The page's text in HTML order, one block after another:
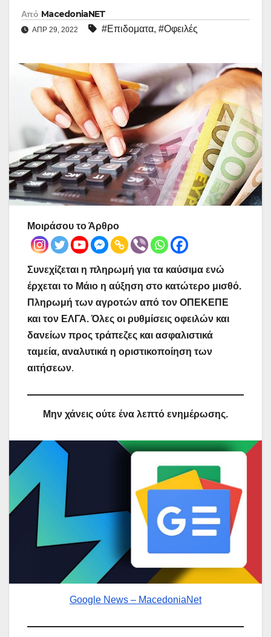
Από MacedoniaNET
ΑΠΡ 29, 2022 #Επιδοματα, #Οφειλές
Μοιράσου το Άρθρο
Συνεχίζεται η πληρωμή για τα καύσιμα ενώ
έρχεται το Μάιο η αύξηση στο κατώτερο μισθό.
Πληρωμή των αγροτών από τον ΟΠΕΚΕΠΕ
και τον ΕΛΓΑ. Όλες οι ρυθμίσεις οφειλών και
δανείων προς τράπεζες και ασφαλιστικά
ταμεία, αναλυτικά η οριστικοποίηση των
αιτήσεων.
Μην χάνεις ούτε ένα λεπτό ενημέρωσης.
Google News – MacedoniaNet